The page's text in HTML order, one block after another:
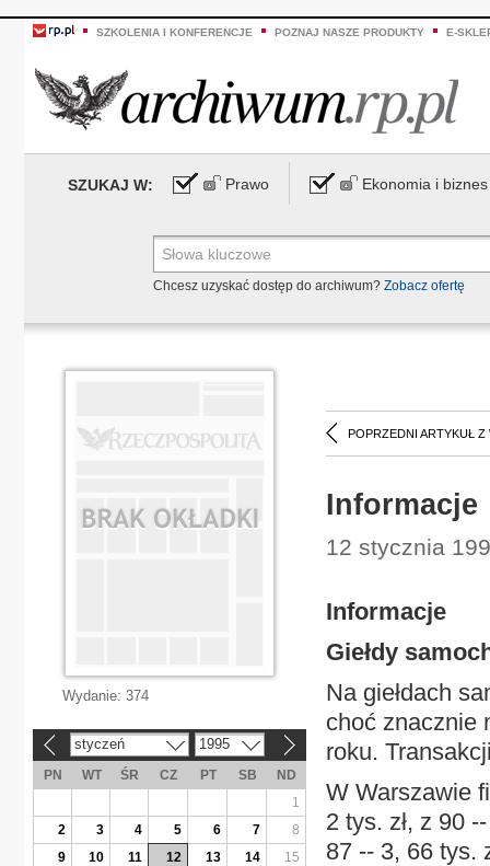
SZKOLENIA I KONFERENCJE POZNAJ NASZE PRODUKTY E-
SZUKAJ W: Prawo Ekonomia i biznes
Chcesz uzyskać dostęp do archiwum? Zobacz ofertę
POPRZEDNI ARTYKUŁ Z
Informacje
12 stycznia
Informacje
Giełdy
Na giełdach
choć znacznie
roku.
W Warszawie
2 tys. zł, z 90
87 -- 3, 66 tys.
Wydanie: 374
styczeń 1995
PN WT ŚR CZ PT SB
ND
1
2
3 4 5 6 7
8
9
10 11 12 13 14
15